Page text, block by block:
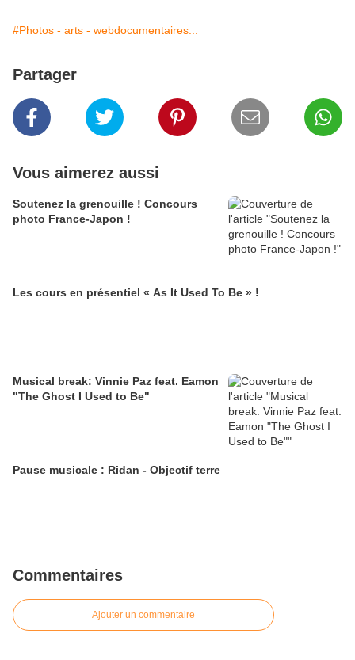
#Photos - arts - webdocumentaires...
Partager
Vous aimerez aussi
Soutenez la grenouille ! Concours
photo France-Japon !
Les cours en présentiel « As It Used To Be » !
Musical break: Vinnie Paz feat. Eamon
"The Ghost I Used to Be"
Pause musicale : Ridan - Objectif terre
Commentaires
Ajouter un commentaire